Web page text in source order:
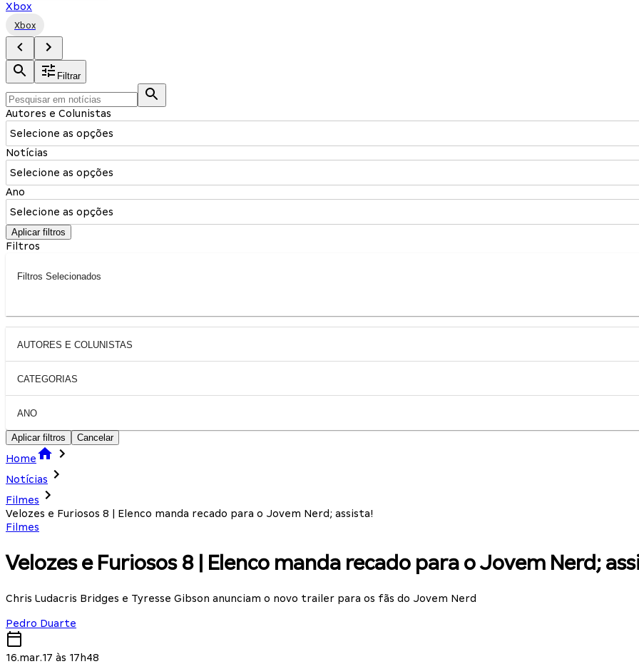
Xbox
Xbox
Filtrar
Autores e Colunistas
Selecione as opções
Notícias
Selecione as opções
Ano
Selecione as opções
Aplicar filtros
Filtros
Filtros Selecionados
AUTORES E COLUNISTAS
CATEGORIAS
ANO
Aplicar filtros Cancelar
Home
Notícias
Filmes
Velozes e Furiosos 8 | Elenco manda recado para o Jovem Nerd; assista!
Filmes
Velozes e Furiosos 8 | Elenco manda recado para o Jovem Nerd;
Chris Ludacris Bridges e Tyresse Gibson anunciam o novo trailer para os fãs do Jovem Nerd
Pedro Duarte
16.mar.17 às 17h48